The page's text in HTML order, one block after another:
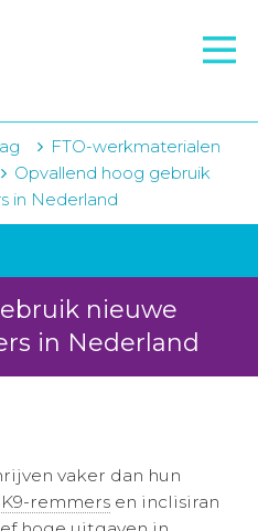
FTO-werkmaterialen
Opvallend hoog gebruik
in Nederland
nieuwe
in Nederland
vaker dan hun
remmers en inclisiran